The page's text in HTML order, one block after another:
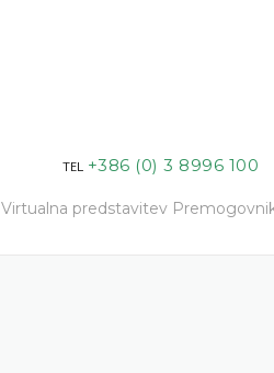
TEL +386 (0) 3 8996 100
Virtualna predstavitev